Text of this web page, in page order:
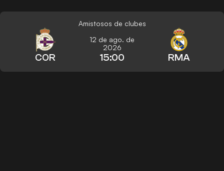
Amistosos de clubes
COR
12 de ago. de
2026
15:00 RMA